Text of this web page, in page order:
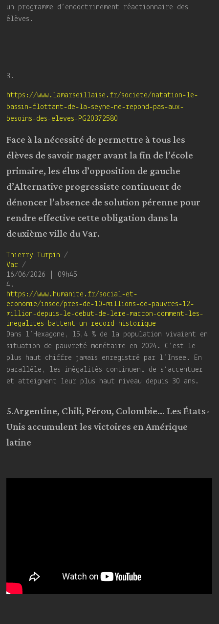
un programme d’endoctrinement réactionnaire des
élèves.
3.
https://www.lamarseillaise.fr/societe/natation-le-
bassin-flottant-de-la-seyne-ne-repond-pas-aux-
besoins-des-eleves-PG20372580
Face à la nécessité de permettre à tous les
élèves de savoir nager avant la fin de l’école
primaire, les élus d’opposition de gauche
d’Alternative progressiste continuent de
dénoncer l’absence de solution pérenne pour
rendre effective cette obligation dans la
deuxième ville du Var.
Thierry Turpin /
Var /
16/06/2026 | 09h45
4.
https://www.humanite.fr/social-et-
economie/insee/pres-de-10-millions-de-pauvres-12-
million-depuis-le-debut-de-lere-macron-comment-les-
inegalites-battent-un-record-historique
Dans l’Hexagone, 15,4 % de la population vivaient en
situation de pauvreté monétaire en 2024. C’est le
plus haut chiffre jamais enregistré par l’Insee. En
parallèle, les inégalités continuent de s’accentuer
et atteignent leur plus haut niveau depuis 30 ans.
5.Argentine, Chili, Pérou, Colombie… Les États-
Unis accumulent les victoires en Amérique
latine